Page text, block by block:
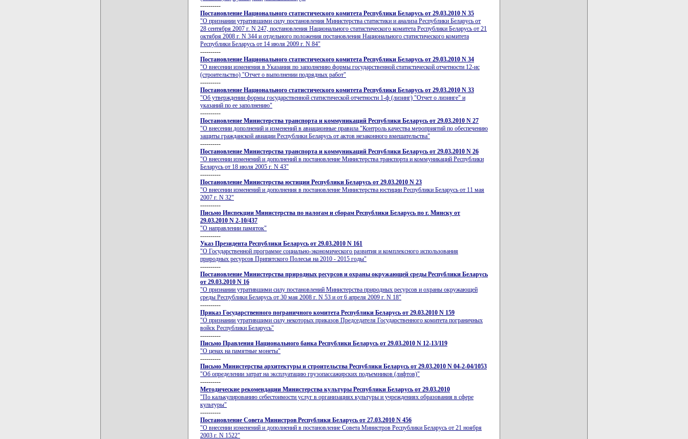
----------
Постановление Национального статистического комитета Республики Беларусь от 29.03.2010 N 35
"О признании утратившими силу постановления Министерства статистики и анализа Республики Беларусь от
28 сентября 2007 г. N 247, постановления Национального статистического комитета Республики Беларусь от 21
октября 2008 г. N 344 и отдельного положения постановления Национального статистического комитета
Республики Беларусь от 14 июля 2009 г. N 84"
----------
Постановление Национального статистического комитета Республики Беларусь от 29.03.2010 N 34
"О внесении изменения в Указания по заполнению формы государственной статистической отчетности 12-ис
(строительство) "Отчет о выполнении подрядных работ"
----------
Постановление Национального статистического комитета Республики Беларусь от 29.03.2010 N 33
"Об утверждении формы государственной статистической отчетности 1-ф (лизинг) "Отчет о лизинге" и
указаний по ее заполнению"
----------
Постановление Министерства транспорта и коммуникаций Республики Беларусь от 29.03.2010 N 27
"О внесении дополнений и изменений в авиационные правила "Контроль качества мероприятий по обеспечению
защиты гражданской авиации Республики Беларусь от актов незаконного вмешательства"
----------
Постановление Министерства транспорта и коммуникаций Республики Беларусь от 29.03.2010 N 26
"О внесении изменений и дополнений в постановление Министерства транспорта и коммуникаций Республики
Беларусь от 18 июля 2005 г. N 43"
----------
Постановление Министерства юстиции Республики Беларусь от 29.03.2010 N 23
"О внесении изменений и дополнения в постановление Министерства юстиции Республики Беларусь от 11 мая
2007 г. N 32"
----------
Письмо Инспекции Министерства по налогам и сборам Республики Беларусь по г. Минску от
29.03.2010 N 2-10/437
"О направлении памяток"
----------
Указ Президента Республики Беларусь от 29.03.2010 N 161
"О Государственной программе социально-экономического развития и комплексного использования
природных ресурсов Припятского Полесья на 2010 - 2015 годы"
----------
Постановление Министерства природных ресурсов и охраны окружающей среды Республики Беларусь
от 29.03.2010 N 16
"О признании утратившими силу постановлений Министерства природных ресурсов и охраны окружающей
среды Республики Беларусь от 30 мая 2008 г. N 53 и от 6 апреля 2009 г. N 18"
----------
Приказ Государственного пограничного комитета Республики Беларусь от 29.03.2010 N 159
"О признании утратившими силу некоторых приказов Председателя Государственного комитета пограничных
войск Республики Беларусь"
----------
Письмо Правления Национального банка Республики Беларусь от 29.03.2010 N 12-13/119
"О ценах на памятные монеты"
----------
Письмо Министерства архитектуры и строительства Республики Беларусь от 29.03.2010 N 04-2-04/1053
"Об определении затрат на эксплуатацию грузопассажирских подъемников (лифтов)"
----------
Методические рекомендации Министерства культуры Республики Беларусь от 29.03.2010
"По калькулированию себестоимости услуг в организациях культуры и учреждениях образования в сфере
культуры"
----------
Постановление Совета Министров Республики Беларусь от 27.03.2010 N 456
"О внесении изменений и дополнений в постановление Совета Министров Республики Беларусь от 21 ноября
2003 г. N 1522"